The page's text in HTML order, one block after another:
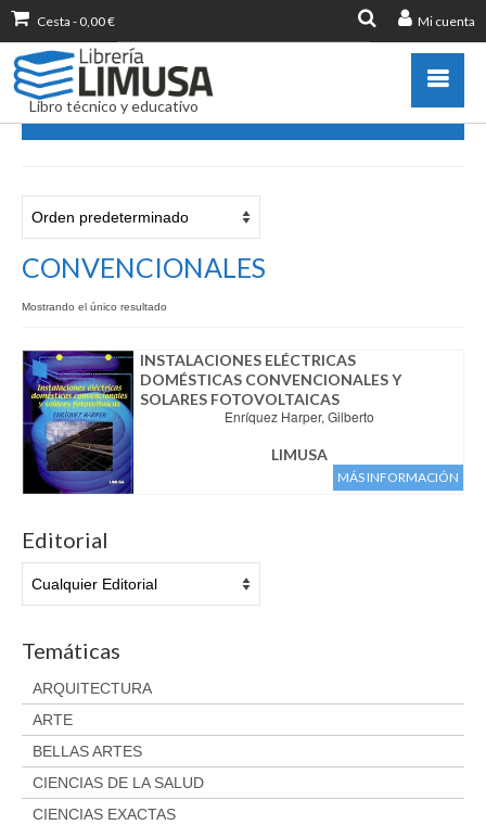
Mi cuenta
Cesta - 0,00€
Buscar
por:
Libro técnico y educativo
Destacados
Libros más vendidos
Publicar con nosotros
Zona de profesores
Información sobre libro
Ayuda
Contacto
Aviso legal
Política de privacidad
Cambios y devoluciones
CONVENCIONALES
Mostrando el único resultado
INSTALACIONES ELÉCTRICAS
DOMÉSTICAS CONVENCIONALES Y
SOLARES FOTOVOLTAICAS
Enríquez Harper, Gilberto
LIMUSA
MÁS INFORMACIÓN
Editorial
Temáticas
ARQUITECTURA
ARTE
BELLAS ARTES
CIENCIAS DE LA SALUD
CIENCIAS EXACTAS